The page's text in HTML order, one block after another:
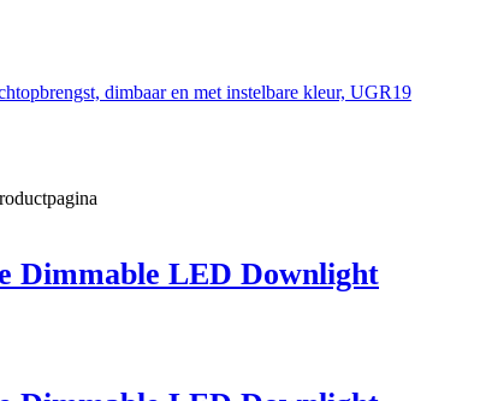
dimbaar en met instelbare kleur, UGR19
Dimmable LED Downlight